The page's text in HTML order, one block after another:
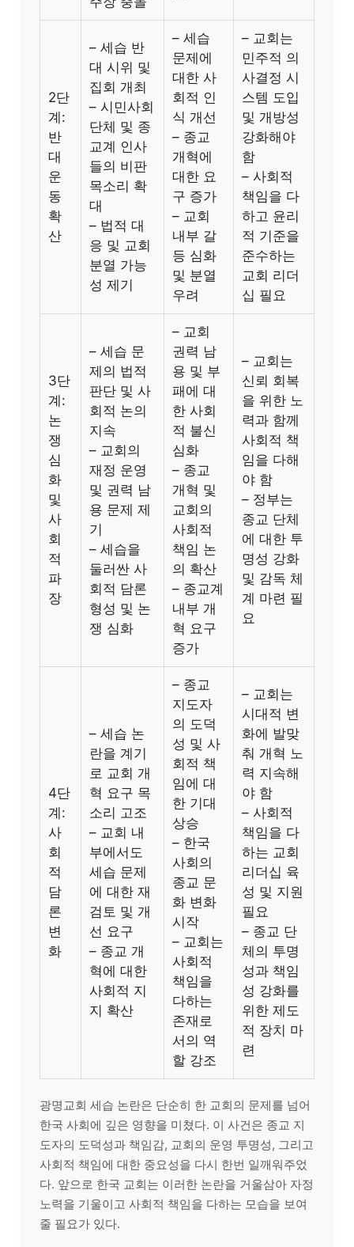
2단
계:
반
대
운
동
확
산
– 세습 반
대 시위 및
집회 개최
– 시민사회
단체 및 종
교계 인사
들의 비판
목소리 확
대
– 법적 대
응 및 교회
분열 가능
성 제기
– 세습
문제에
대한 사
회적 인
식 개선
– 종교
개혁에
대한 요
구 증가
– 교회
내부 갈
등 심화
및 분열
우려
– 교회는
민주적 의
사결정 시
스템 도입
및 개방성
강화해야
함
– 사회적
책임을 다
하고 윤리
적 기준을
준수하는
교회 리더
십 필요
3단
계:
논
쟁
심
화
및
사
회
적
파
장
– 세습 문
제의 법적
판단 및 사
회적 논의
지속
– 교회의
재정 운영
및 권력 남
용 문제 제
기
– 세습을
둘러싼 사
회적 담론
형성 및 논
쟁 심화
– 교회
권력 남
용 및 부
패에 대
한 사회
적 불신
심화
– 종교
개혁 및
교회의
사회적
책임 논
의 확산
– 종교계
내부 개
혁 요구
증가
– 교회는
신뢰 회복
을 위한 노
력과 함께
사회적 책
임을 다해
야 함
– 정부는
종교 단체
에 대한 투
명성 강화
및 감독 체
계 마련 필
요
4단
계:
사
회
적
담
론
변
화
– 세습 논
란을 계기
로 교회 개
혁 요구 목
소리 고조
– 교회 내
부에서도
세습 문제
에 대한 재
검토 및 개
선 요구
– 종교 개
혁에 대한
사회적 지
지 확산
– 종교
지도자
의 도덕
성 및 사
회적 책
임에 대
한 기대
상승
– 한국
사회의
종교 문
화 변화
시작
– 교회는
사회적
책임을
다하는
존재로
서의 역
할 강조
– 교회는
시대적 변
화에 발맞
춰 개혁 노
력 지속해
야 함
– 사회적
책임을 다
하는 교회
리더십 육
성 및 지원
필요
– 종교 단
체의 투명
성과 책임
성 강화를
위한 제도
적 장치 마
련
광명교회 세습 논란은 단순히 한 교회의 문제를 넘어
한국 사회에 깊은 영향을 미쳤다. 이 사건은 종교 지
도자의 도덕성과 책임감, 교회의 운영 투명성, 그리고
사회적 책임에 대한 중요성을 다시 한번 일깨워주었
다. 앞으로 한국 교회는 이러한 논란을 거울삼아 자정
노력을 기울이고 사회적 책임을 다하는 모습을 보여
줄 필요가 있다.